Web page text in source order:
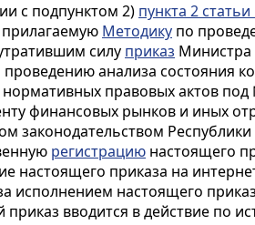
с подпунктом 2) пункта 2 статьи
Методику по
силу приказ Министра
анализа состояния
нормативных правовых актов под
финансовых рынков и иных
законодательством
регистрацию настоящего
настоящего приказа на
исполнением настоящего
вводится в действие по